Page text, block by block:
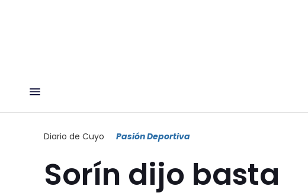
Diario de Cuyo Pasión Deportiva
Sorín dijo basta